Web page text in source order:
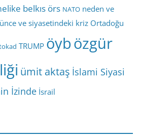
belkıs örs NATO neden ve
ve siyasetindeki kriz Ortadoğu
TRUMP öybözgür
ümit aktaş İslami Siyasi
İzinde İsrail